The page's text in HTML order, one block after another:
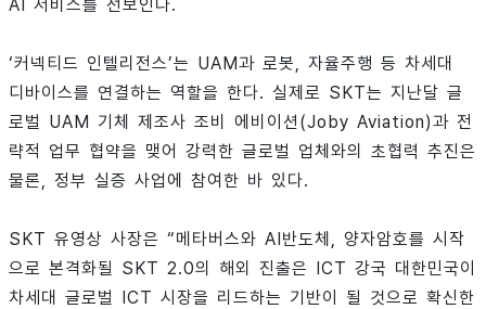
AI 서비스를 선보인다.
‘커넥티드 인텔리전스’는 UAM과 로봇, 자율주행 등 차세대
디바이스를 연결하는 역할을 한다. 실제로 SKT는 지난달 글
로벌 UAM 기체 제조사 조비 에비이션(Joby Aviation)과 전
략적 업무 협약을 맺어 강력한 글로벌 업체와의 초협력 추진은
물론, 정부 실증 사업에 참여한 바 있다.
SKT 유영상 사장은 “메타버스와 AI반도체, 양자암호를 시작
으로 본격화될 SKT 2.0의 해외 진출은 ICT 강국 대한민국이
차세대 글로벌 ICT 시장을 리드하는 기반이 될 것으로 확신한